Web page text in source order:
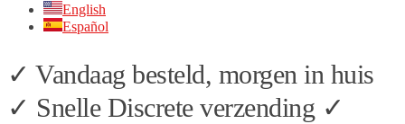
English
Español
✓ Vandaag besteld, morgen in huis
✓ Snelle Discrete verzending ✓